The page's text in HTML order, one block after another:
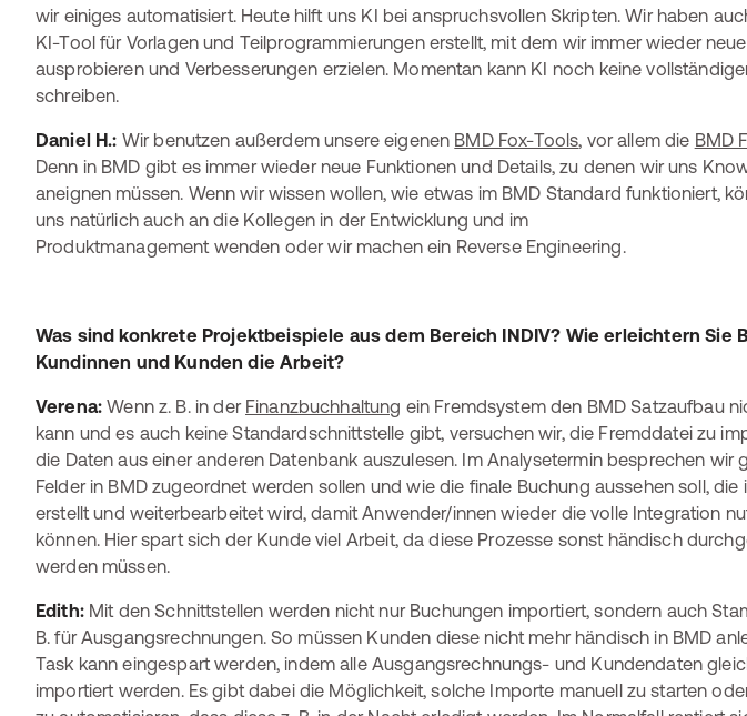
wir einiges automatisiert. Heute hilft uns KI bei anspruchsvollen Skripten. Wir haben
KI-Tool für Vorlagen und Teilprogrammierungen erstellt, mit dem wir immer wieder
ausprobieren und Verbesserungen erzielen. Momentan kann KI noch keine
schreiben.
Daniel H.: Wir benutzen außerdem unsere eigenen BMD Fox-Tools, vor allem die BMD
Denn in BMD gibt es immer wieder neue Funktionen und Details, zu denen wir uns
aneignen müssen. Wenn wir wissen wollen, wie etwas im BMD Standard funktioniert,
uns natürlich auch an die Kollegen in der Entwicklung und im
Produktmanagement wenden oder wir machen ein Reverse Engineering.
Was sind konkrete Projektbeispiele aus dem Bereich INDIV? Wie erleichtern Sie
Kundinnen und Kunden die Arbeit?
Verena: Wenn z. B. in der Finanzbuchhaltung ein Fremdsystem den BMD Satzaufbau
kann und es auch keine Standardschnittstelle gibt, versuchen wir, die Fremddatei zu
die Daten aus einer anderen Datenbank auszulesen. Im Analysetermin besprechen wir
Felder in BMD zugeordnet werden sollen und wie die finale Buchung aussehen soll, die
erstellt und weiterbearbeitet wird, damit Anwender/innen wieder die volle Integration
können. Hier spart sich der Kunde viel Arbeit, da diese Prozesse sonst händisch
werden müssen.
Edith: Mit den Schnittstellen werden nicht nur Buchungen importiert, sondern auch
B. für Ausgangsrechnungen. So müssen Kunden diese nicht mehr händisch in BMD
Task kann eingespart werden, indem alle Ausgangsrechnungs- und Kundendaten
importiert werden. Es gibt dabei die Möglichkeit, solche Importe manuell zu starten